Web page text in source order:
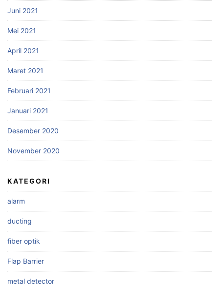
Juni 2021
Mei 2021
April 2021
Maret 2021
Februari 2021
Januari 2021
Desember 2020
November 2020
KATEGORI
alarm
ducting
fiber optik
Flap Barrier
metal detector